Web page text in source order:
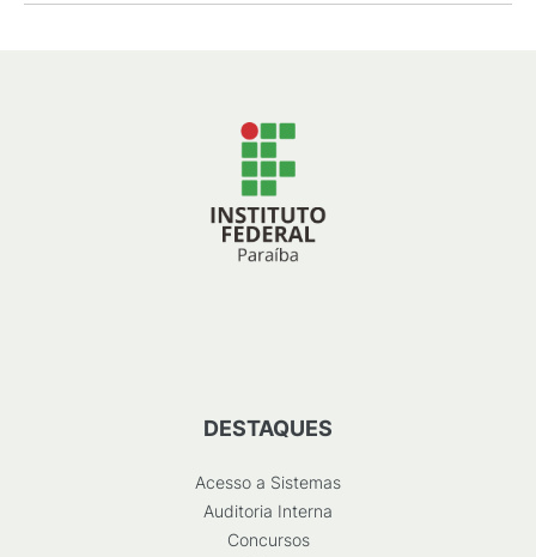
DESTAQUES
Acesso a Sistemas
Auditoria Interna
Concursos